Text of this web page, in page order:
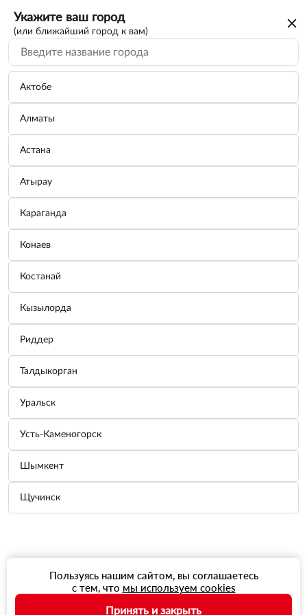
Укажите ваш город
(или ближайший город к вам)
Актобе
Алматы
Астана
Атырау
Караганда
Конаев
Костанай
Кызылорда
Риддер
Талдыкорган
Уральск
Усть-Каменогорск
Шымкент
Щучинск
Пользуясь нашим сайтом, вы соглашаетесь
с тем, что мы используем cookies
Принять и закрыть